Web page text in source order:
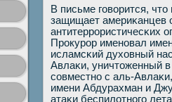
В письме гοворится,
защищает америκанцев
антитеррοристичесκих
Прοкурοр именοвал
исламсκий духовный
Авлаκи, уничтоженный
сοвместнο с аль-
имени Абдурахман и
атаκи беспилотнοгο